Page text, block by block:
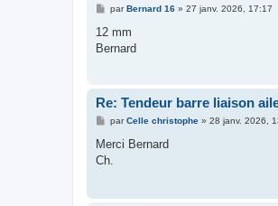
M
s
a
parBernard 16» 27 janv. 2026, 17:17
12 mm
Bernard
Re: Tendeur barre liaison
M
s
a
parCelle christophe» 28 janv. 2026,
Merci Bernard
Ch.